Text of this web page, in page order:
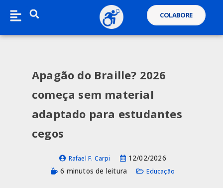
COLABORE
Apagão do Braille? 2026
começa sem material
adaptado para estudantes
cegos
Rafael F. Carpi
12/02/2026
6 minutos de leitura
Educação